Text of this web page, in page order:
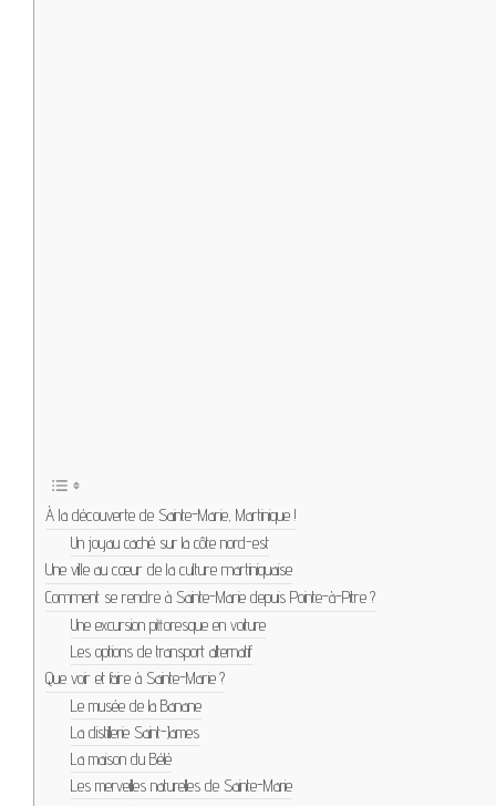
À la découverte de Sainte-Marie, Martinique !
Un joyau caché sur la côte nord-est
Une ville au cœur de la culture martiniquaise
Comment se rendre à Sainte-Marie depuis Pointe-à-Pitre ?
Une excursion pittoresque en voiture
Les options de transport alternatif
Que voir et faire à Sainte-Marie ?
Le musée de la Banane
La distillerie Saint-James
La maison du Bélé
Les merveilles naturelles de Sainte-Marie